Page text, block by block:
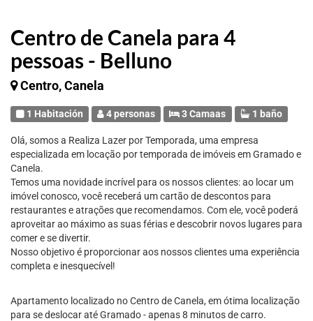
Centro de Canela para 4
pessoas - Belluno
Centro, Canela
1 Habitación 4 personas 3 Camaas 1 baño
Olá, somos a Realiza Lazer por Temporada, uma empresa
especializada em locação por temporada de imóveis em Gramado e
Canela.
Temos uma novidade incrível para os nossos clientes: ao locar um
imóvel conosco, você receberá um cartão de descontos para
restaurantes e atrações que recomendamos. Com ele, você poderá
aproveitar ao máximo as suas férias e descobrir novos lugares para
comer e se divertir.
Nosso objetivo é proporcionar aos nossos clientes uma experiência
completa e inesquecível!
Apartamento localizado no Centro de Canela, em ótima localização
para se deslocar até Gramado - apenas 8 minutos de carro.